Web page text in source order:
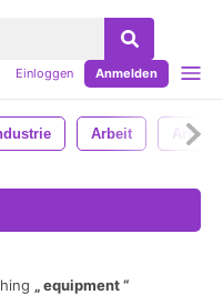
Einloggen Anmelden
Arbeit
equipment